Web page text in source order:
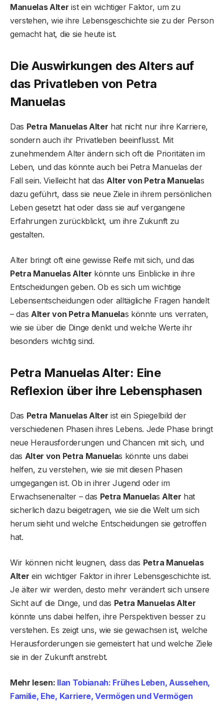
Manuelas Alter ist ein wichtiger Faktor, um zu
verstehen, wie ihre Lebensgeschichte sie zu der Person
gemacht hat, die sie heute ist.
Die Auswirkungen des Alters auf
das Privatleben von Petra
Manuelas
Das Petra Manuelas Alter hat nicht nur ihre Karriere,
sondern auch ihr Privatleben beeinflusst. Mit
zunehmendem Alter ändern sich oft die Prioritäten im
Leben, und das könnte auch bei Petra Manuelas der
Fall sein. Vielleicht hat das Alter von Petra Manuelas
dazu geführt, dass sie neue Ziele in ihrem persönlichen
Leben gesetzt hat oder dass sie auf vergangene
Erfahrungen zurückblickt, um ihre Zukunft zu
gestalten.
Alter bringt oft eine gewisse Reife mit sich, und das
Petra Manuelas Alter könnte uns Einblicke in ihre
Entscheidungen geben. Ob es sich um wichtige
Lebensentscheidungen oder alltägliche Fragen handelt
– das Alter von Petra Manuelas könnte uns verraten,
wie sie über die Dinge denkt und welche Werte ihr
besonders wichtig sind.
Petra ManuelasAlter: Eine
Reflexion über ihre Lebensphasen
Das Petra Manuelas Alter ist ein Spiegelbild der
verschiedenen Phasen ihres Lebens. Jede Phase bringt
neue Herausforderungen und Chancen mit sich, und
das Alter von Petra Manuelas könnte uns dabei
helfen, zu verstehen, wie sie mit diesen Phasen
umgegangen ist. Ob in ihrer Jugend oder im
Erwachsenenalter – das Petra Manuelas Alter hat
sicherlich dazu beigetragen, wie sie die Welt um sich
herum sieht und welche Entscheidungen sie getroffen
hat.
Wir können nicht leugnen, dass das Petra Manuelas
Alter ein wichtiger Faktor in ihrer Lebensgeschichte ist.
Je älter wir werden, desto mehr verändert sich unsere
Sicht auf die Dinge, und das Petra Manuelas Alter
könnte uns dabei helfen, ihre Perspektiven besser zu
verstehen. Es zeigt uns, wie sie gewachsen ist, welche
Herausforderungen sie gemeistert hat und welche Ziele
sie in der Zukunft anstrebt.
Mehr lesen: Ilan Tobianah: Frühes Leben, Aussehen,
Familie, Ehe, Karriere, Vermögen und Vermögen